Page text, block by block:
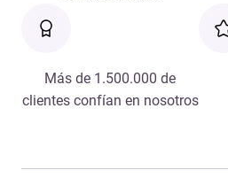
Más de 1.500.000 de
clientes confían en nosotros